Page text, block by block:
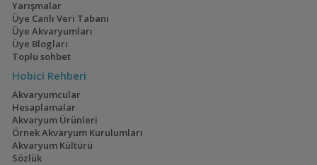
Geophagus Red
Head Tapajos
Ateşağız
Yarışmalar
Üye Canlı Veri Tabanı
Üye Akvaryumları
Üye Blogları
Toplu sohbet
Hobici Rehberi
Akvaryumcular
Hesaplamalar
Akvaryum Ürünleri
Örnek Akvaryum Kurulumları
Akvaryum Kültürü
Sözlük